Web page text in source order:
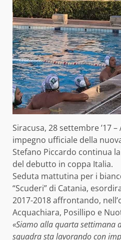
Siracusa, 28 settembre ’17
impegno ufficiale della
Stefano Piccardo continua
del debutto in coppa Italia.
Seduta mattutina per i
“Scuderi” di Catania,
2017-2018 affrontando,
Acquachiara, Posillipo e
«Siamo alla quarta settimana
squadra sta lavorando con